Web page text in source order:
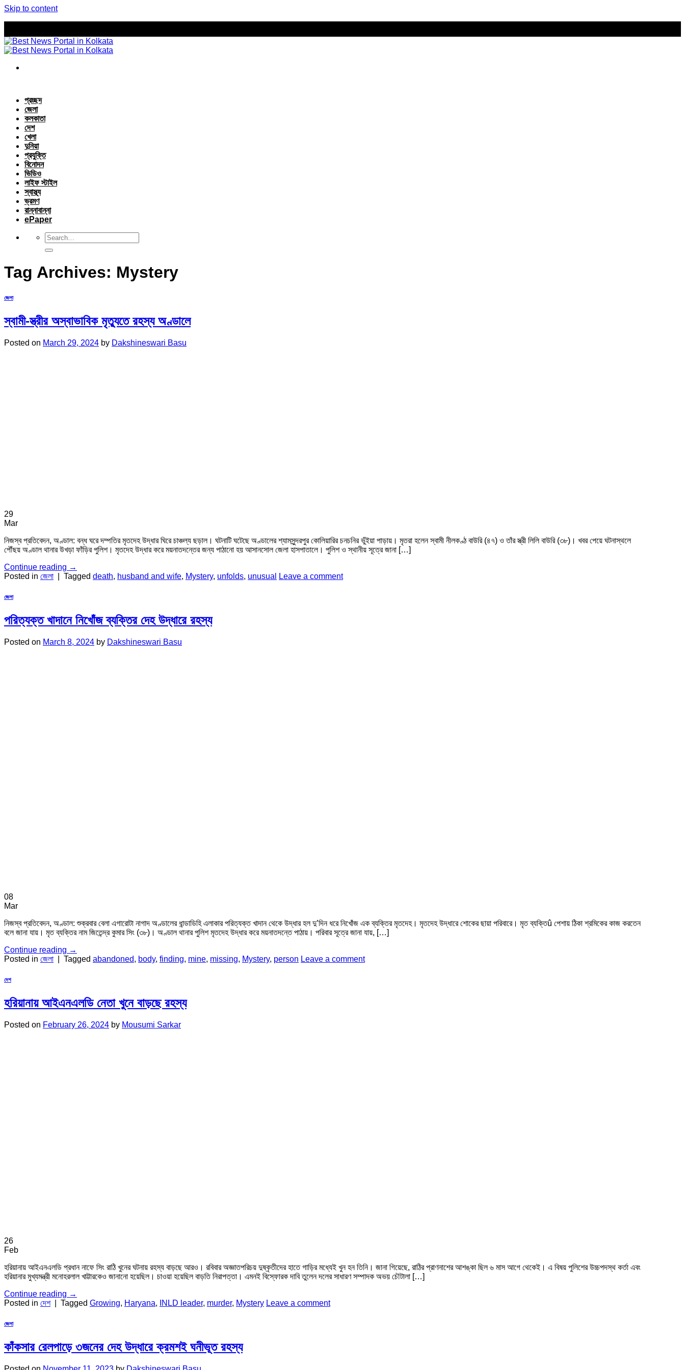
Skip to content
প্রচ্ছদ
জেলা
কলকাতা
দেশ
খেলা
দুনিয়া
প্রযুক্তি
বিনোদন
ভিডিও
লাইফ স্টাইল
স্বাস্থ্য
ভ্রমণ
রান্নাবান্না
ePaper
Tag Archives: Mystery
জেলা
স্বামী-স্ত্রীর অস্বাভাবিক মৃত্যুতে রহস্য অণ্ডালে
Posted on March 29, 2024 by Dakshineswari Basu
29
Mar
নিজস্ব প্রতিবেদন, অণ্ডাল: বন্ধ ঘরে দম্পতির মৃতদেহ উদ্ধার ঘিরে চাঞ্চল্য ছড়াল। ঘটনাটি ঘটেছে অণ্ডালের শ্যামসুন্দরপুর কোলিয়ারির চনচনির ভুঁইয়া পাড়ায়। মৃতরা হলেন স্বামী নীলকণ্ঠ বাউরি (৪৭) ও তাঁর স্ত্রী লিলি বাউরি (৩৮)। খবর পেয়ে ঘটনাস্থলে
পৌঁছয় অণ্ডাল থানার উখড়া ফাঁড়ির পুলিশ। মৃতদেহ উদ্ধার করে ময়নাতদন্তের জন্য পাঠানো হয় আসানসোল জেলা হাসপাতালে। পুলিশ ও স্থানীয় সূত্রে জানা […]
Continue reading →
Posted in জেলা Tagged death, husband and wife, Mystery, unfolds, unusual Leave a comment
জেলা
পরিত্যক্ত খাদানে নিখোঁজ ব্যক্তির দেহ উদ্ধারে রহস্য
Posted on March 8, 2024 by Dakshineswari Basu
08
Mar
নিজস্ব প্রতিবেদন, অণ্ডাল: শুক্রবার বেলা এগারোটা নাগাদ অণ্ডালের ধান্ডাডিহি এলাকার পরিত্যক্ত খাদান থেকে উদ্ধার হল দু’দিন ধরে নিখোঁজ এক ব্যক্তির মৃতদেহ। মৃতদেহ উদ্ধারে শোকের ছায়া পরিবারে। মৃত ব্যক্তিû পেশায় ঠিকা শ্রমিকের কাজ করতেন
বলে জানা যায়। মৃত ব্যক্তির নাম জিতেন্দ্র কুমার সিং (৩৮)। অণ্ডাল থানার পুলিশ মৃতদেহ উদ্ধার করে ময়নাতদন্তে পাঠায়। পরিবার সূত্রে জানা যায়, […]
Continue reading →
Posted in জেলা Tagged abandoned, body, finding, mine, missing, Mystery, person Leave a comment
দেশ
হরিয়ানায় আইএনএলডি নেতা খুনে বাড়ছে রহস্য
Posted on February 26, 2024 by Mousumi Sarkar
26
Feb
হরিয়ানায় আইএনএলডি প্রধান নাফে সিং রাঠি খুনের ঘটনায় রহস্য বাড়ছে আরও। রবিবার অজ্ঞাতপরিচয় দুষ্কৃতীদের হাতে গাড়ির মধ্যেই খুন হন তিনি। জানা গিয়েছে, রাঠির প্রাণনাশের আশঙ্কা ছিল ৬ মাস আগে থেকেই। এ বিষয় পুলিশের উচ্চপদস্থ কর্তা এবং
হরিয়ানার মুখ্যমন্ত্রী মনোহরলাল খাট্টারকেও জানানো হয়েছিল। চাওয়া হয়েছিল বাড়তি নিরাপত্তা। এমনই বিস্ফোরক দাবি তুলেন দলের সাধারণ সম্পাদক অভয় চৌটালা […]
Continue reading →
Posted in দেশ Tagged Growing, Haryana, INLD leader, murder, Mystery Leave a comment
জেলা
কাঁকসার রেলপাড়ে ৩জনের দেহ উদ্ধারে ক্রমশই ঘনীভূত রহস্য